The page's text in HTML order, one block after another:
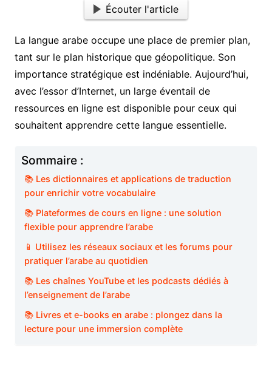
Écouter l'article
La langue arabe occupe une place de premier plan,
tant sur le plan historique que géopolitique. Son
importance stratégique est indéniable. Aujourd’hui,
avec l’essor d’Internet, un large éventail de
ressources en ligne est disponible pour ceux qui
souhaitent apprendre cette langue essentielle.
Sommaire :
📚 Les dictionnaires et applications de traduction
pour enrichir votre vocabulaire
📚 Plateformes de cours en ligne : une solution
flexible pour apprendre l’arabe
📱 Utilisez les réseaux sociaux et les forums pour
pratiquer l’arabe au quotidien
📚 Les chaînes YouTube et les podcasts dédiés à
l’enseignement de l’arabe
📚 Livres et e-books en arabe : plongez dans la
lecture pour une immersion complète